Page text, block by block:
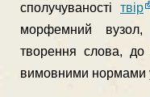
сполучуваності твір
морфемний
творення слова, до
вимовними нормами